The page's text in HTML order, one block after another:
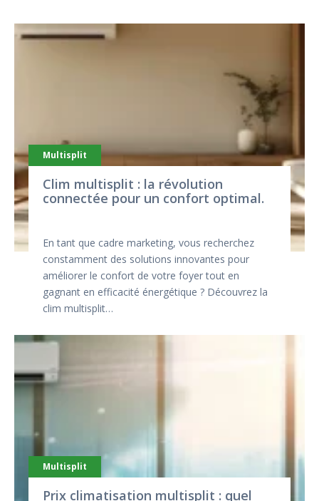
Multisplit
Clim multisplit : la révolution
connectée pour un confort optimal.
En tant que cadre marketing, vous recherchez
constamment des solutions innovantes pour
améliorer le confort de votre foyer tout en
gagnant en efficacité énergétique ? Découvrez la
clim multisplit…
Multisplit
Prix climatisation multisplit : quel